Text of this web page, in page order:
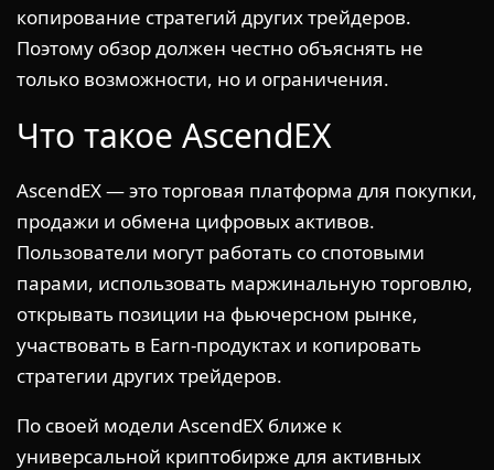
копирование стратегий других трейдеров.
Поэтому обзор должен честно объяснять не
только возможности, но и ограничения.
Что такое AscendEX
AscendEX — это торговая платформа для покупки,
продажи и обмена цифровых активов.
Пользователи могут работать со спотовыми
парами, использовать маржинальную торговлю,
открывать позиции на фьючерсном рынке,
участвовать в Earn-продуктах и копировать
стратегии других трейдеров.
По своей модели AscendEX ближе к
универсальной криптобирже для активных